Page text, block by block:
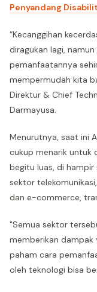
Penyandang
“Kecanggihan
diragukan lagi,
pemanfaatannya
mempermudah kita
Direktur & Chief
Darmayusa.
Menurutnya, saat ini
cukup menarik untuk
begitu luas, di hampir
sektor
dan e-commerce,
"Semua sektor
memberikan dampak
paham cara
oleh teknologi bisa